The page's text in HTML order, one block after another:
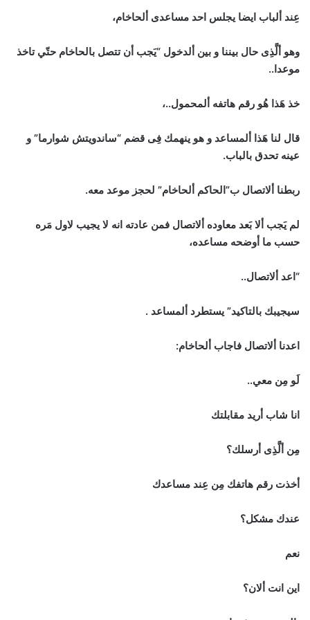
عِند ألباب ايضا يجلس احد مساعدى ألحاخام،
وهو ألَّذِى حال بيننا و بين ألدخول “يَجب أن تتصل بالحاخام حتّي تاخذ
موعدا..
خذ هَذا هُو رقم هاتفه ألمحمول..،
قال لنا هَذا ألمساعد و هو ينهمك فِى قضم “ساندويتش شوارما” و
عينه تحدق بالباب.
ربطنا ألاتصال ب”الحاكم ألحاخام” لحجز موعد معه.
لم يَجب ألا بَعد معاوده ألاتصال فمن عادته انه لا يجيب لاول مَره
حسب ما أوضحه مساعده،
“اعد ألاتصال..
سيجيبك بالتاكيد” يستطرد ألمساعد .
اعدنا ألاتصال فاجاب ألحاخام:
لَو مِن معي..
انا شاب أريد مقابلتك
مِن ألَّذِى أرسلك؟
أخذت رقم هاتفك مِن عِند مساعدك
عندك مشكل؟
نعم
اين انت ألان؟